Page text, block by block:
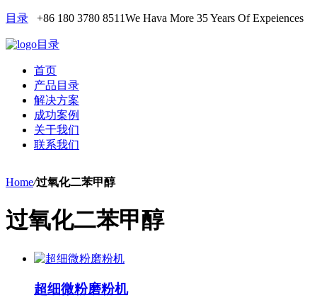
目录 +86 180 3780 8511We Hava More 35 Years Of Expeiences
目录
首页
产品目录
解决方案
成功案例
关于我们
联系我们
Home/过氧化二苯甲醇
过氧化二苯甲醇
超细微粉磨粉机